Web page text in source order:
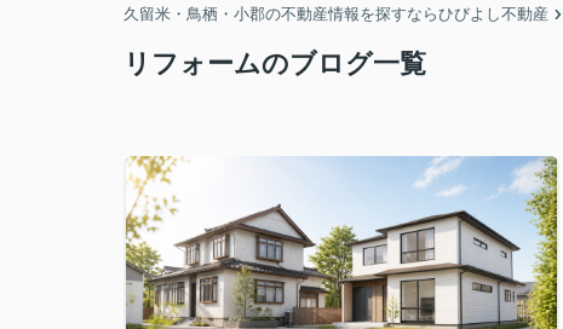
久留米・鳥栖・小郡の不動産情報を探すならひびよし不動産
リフォームのブログ一覧